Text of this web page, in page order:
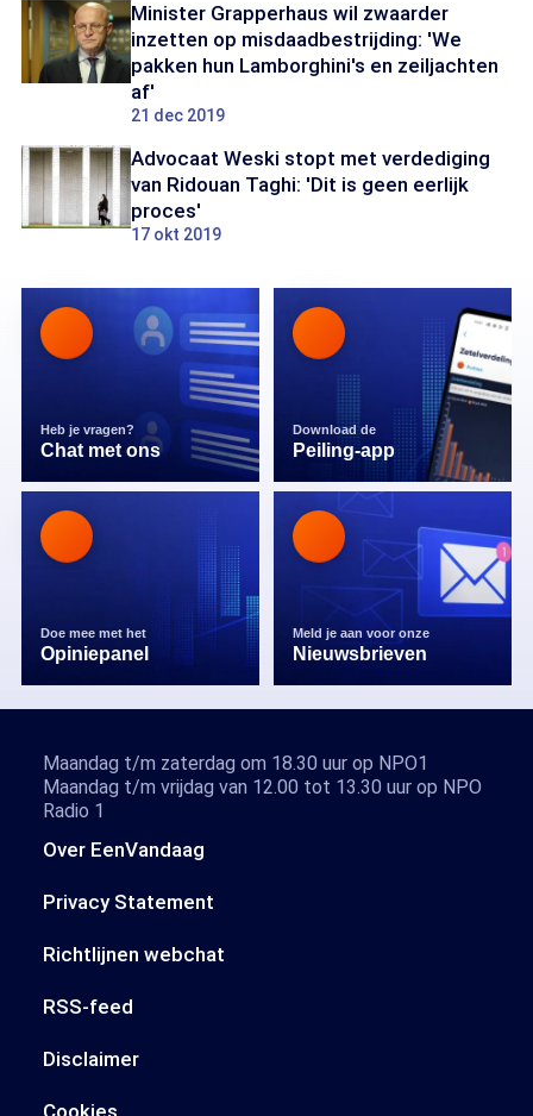
Minister Grapperhaus wil zwaarder
inzetten op misdaadbestrijding: 'We
pakken hun Lamborghini's en zeiljachten
af'
21 dec 2019
Advocaat Weski stopt met verdediging
van Ridouan Taghi: 'Dit is geen eerlijk
proces'
17 okt 2019
Heb je vragen?
Chat met ons
Download de
Peiling-app
Doe mee met het
Opiniepanel
Meld je aan voor onze
Nieuwsbrieven
Over EenVandaag
Privacy Statement
Richtlijnen webchat
RSS-feed
Disclaimer
Cookies
Maandag t/m zaterdag om 18.30 uur op NPO1
Maandag t/m vrijdag van 12.00 tot 13.30 uur op NPO
Radio 1